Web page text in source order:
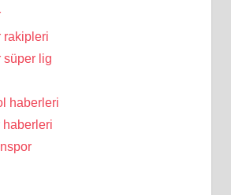
rakipleri
süper lig
haberleri